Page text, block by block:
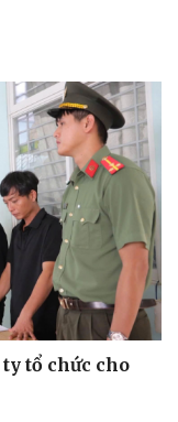
tổ chức cho